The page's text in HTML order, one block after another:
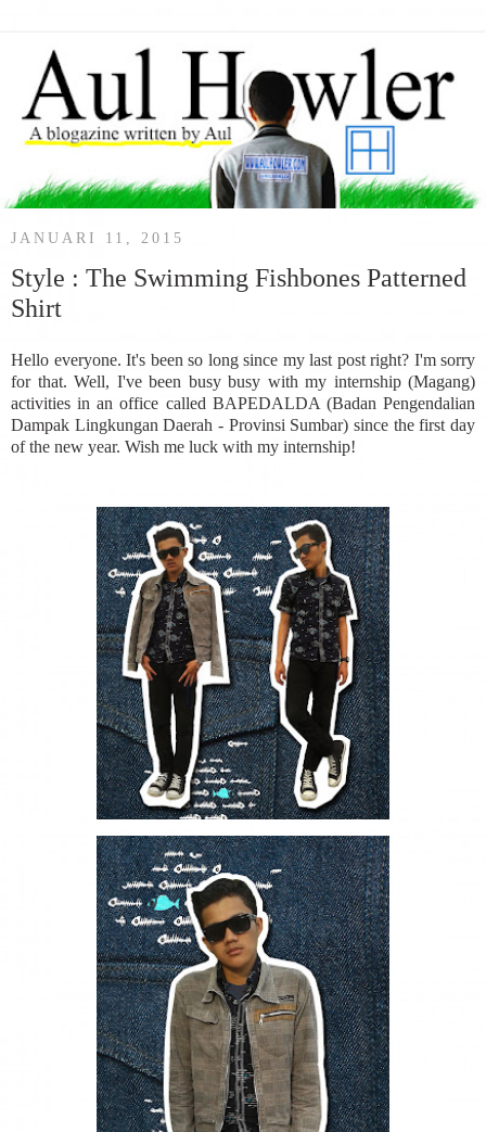
JANUARI 11, 2015
Style : The Swimming Fishbones Patterned
Shirt
Hello everyone. It's been so long since my last post right? I'm sorry
for that. Well, I've been busy busy with my internship (Magang)
activities in an office called BAPEDALDA (Badan Pengendalian
Dampak Lingkungan Daerah - Provinsi Sumbar) since the first day
of the new year. Wish me luck with my internship!